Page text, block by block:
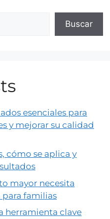
Buscar
esenciales para
y mejorar su calidad
cómo se aplica y
mayor necesita
familias
herramienta clave